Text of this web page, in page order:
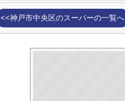
<<神戸市中央区のスーパーの一覧へ